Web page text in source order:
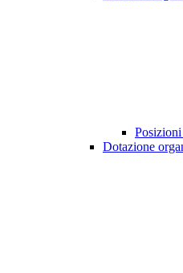
Dotazione